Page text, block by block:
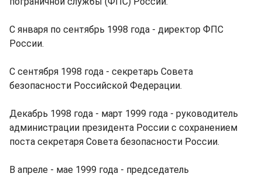
С января по сентябрь 1998 года - директор ФПС
России.
С сентября 1998 года - секретарь Совета
безопасности Российской Федерации.
Декабрь 1998 года - март 1999 года - руководитель
администрации президента России с сохранением
поста секретаря Совета безопасности России.
В апреле - мае 1999 года - председатель